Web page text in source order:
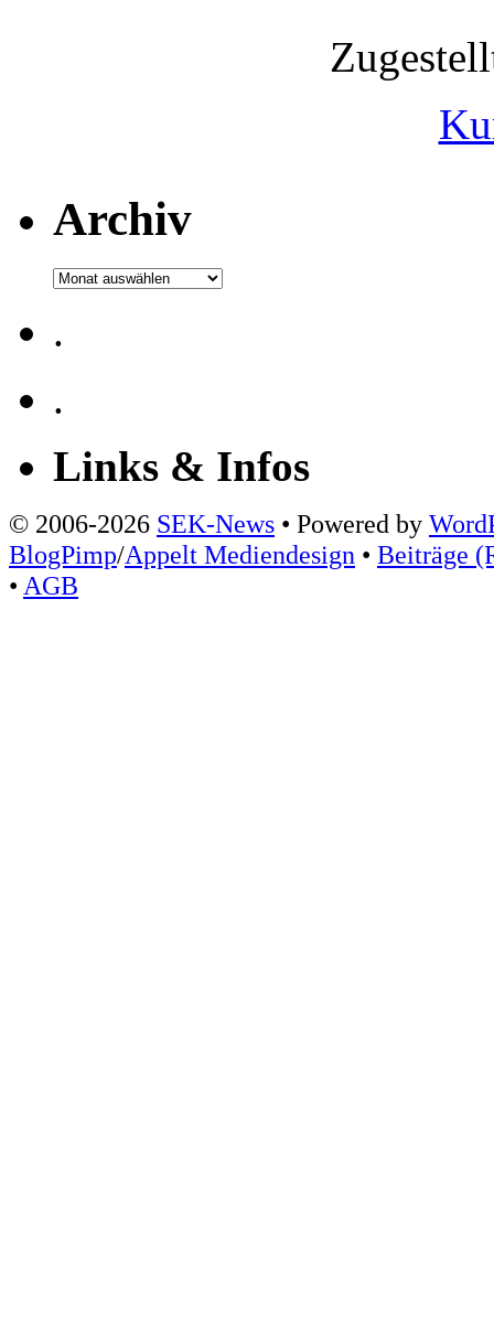
Archiv
Archiv
.
.
Links & Infos
© 2006-2026 SEK-News • Powered by
BlogPimp/Appelt Mediendesign • Beiträge
• AGB